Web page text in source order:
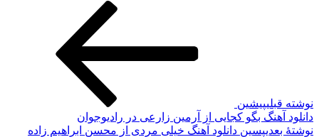
قبلیپیشین
آهنگ بگو کجایی از آرمین زارعی در رادیوجوان
بعدیپسین دانلود آهنگ خیلی مردی از محسن ابراهیم زاده